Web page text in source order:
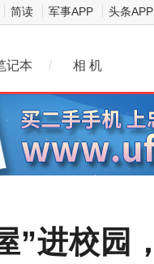
简读 军事APP 头条APP
记本 / 相 机
”进校园，